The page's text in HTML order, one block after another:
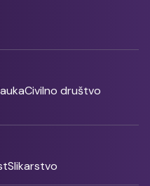
Civilno društvo
Slikarstvo